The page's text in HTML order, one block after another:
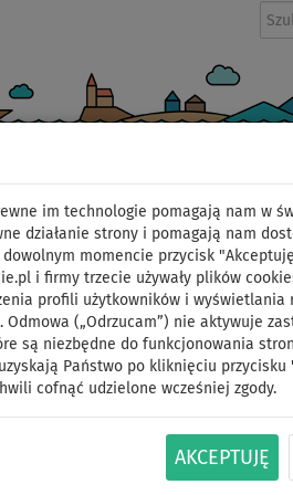
im technologie pomagają nam w
działanie strony i pomagają nam
momencie przycisk
i firmy trzecie używały plików
profili użytkowników i wyświetlania
Odmowa („Odrzucam”) nie aktywuje
są niezbędne do funkcjonowania
Państwo po kliknięciu
cofnąć udzielone wcześniej zgody.
AKCEPTUJĘ
Pompowany
ID:
Spinera Molveno 380 to
Stitch gwarantuje